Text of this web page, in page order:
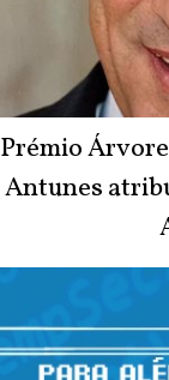
Prémio
Antunes